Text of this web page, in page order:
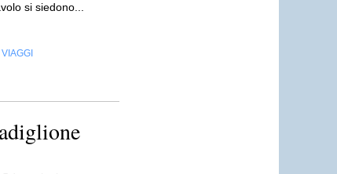
si siedono...
VIAGGI